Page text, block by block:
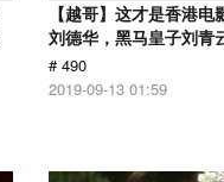
【越哥】这才是香港
刘德华，黑马皇子刘青
# 490
2019-09-13 01:59